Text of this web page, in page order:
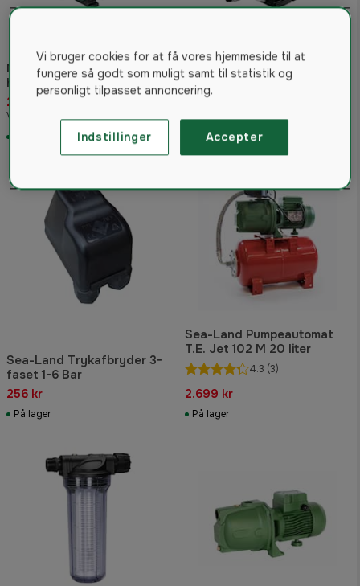
Metabo HWW 4500/25 Inox
husholdningsvandværk
2.199 kr
Vejled. pris 2.254 kr
Metabo jetpumpe P 4000 G
1.050 kr
På lager
Sea-Land Trykafbryder 3-
faset 1-6 Bar
256 kr
På lager
Sea-Land Pumpeautomat
T.E. Jet 102 M 20 liter
4.3 (3)
2.699 kr
På lager
Vi bruger cookies for at få vores hjemmeside til at
fungere så godt som muligt samt til statistik og
personligt tilpasset annoncering.
Indstillinger Accepter